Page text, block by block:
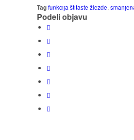
Tagfunkcija štitaste žlezde,
Podeli objavu